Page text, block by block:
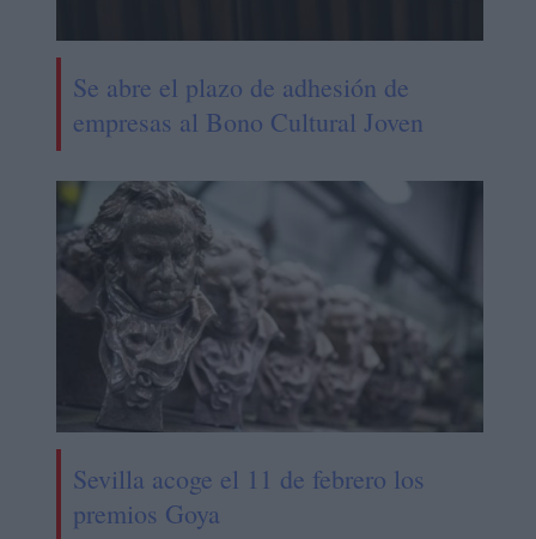
Se abre el plazo de adhesión de
empresas al Bono Cultural Joven
Sevilla acoge el 11 de febrero los
premios Goya